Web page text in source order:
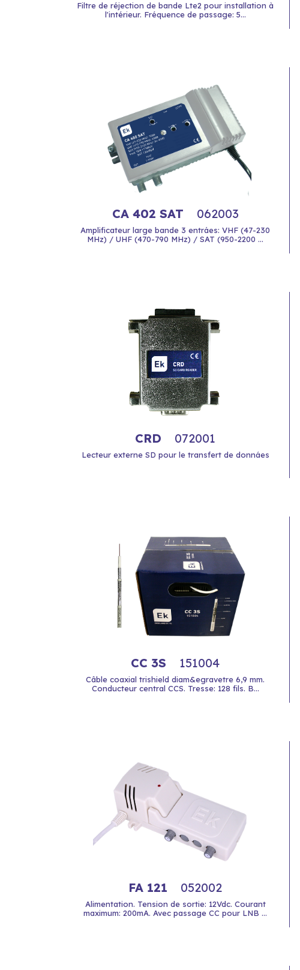
Filtre de réjection de bande Lte2 pour installation à
l'intérieur. Fréquence de passage: 5...
CA 402 SAT 062003
Amplificateur large bande 3 entráes: VHF (47-230
MHz) / UHF (470-790 MHz) / SAT (950-2200 ...
CRD 072001
Lecteur externe SD pour le transfert de donnáes
CC 3S 151004
Câble coaxial trishield diam&egravetre 6,9 mm.
Conducteur central CCS. Tresse: 128 fils. B...
FA 121 052002
Alimentation. Tension de sortie: 12Vdc. Courant
maximum: 200mA. Avec passage CC pour LNB ...